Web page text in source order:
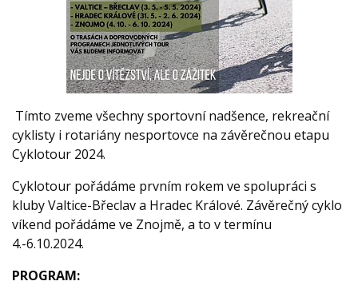
Tímto zveme všechny sportovní nadšence, rekreační
cyklisty i rotariány nesportovce na závěrečnou etapu
Cyklotour 2024.
Cyklotour pořádáme prvním rokem ve spolupráci s
kluby Valtice-Břeclav a Hradec Králové. Závěrečný cyklo
víkend pořádáme ve Znojmě, a to v termínu
4.-6.10.2024.
PROGRAM: